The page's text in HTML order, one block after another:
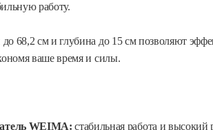
работу.
68,2 см и глубина до 15 см позволяют
ваше время и силы.
WEIMA: стабильная работа и высокий